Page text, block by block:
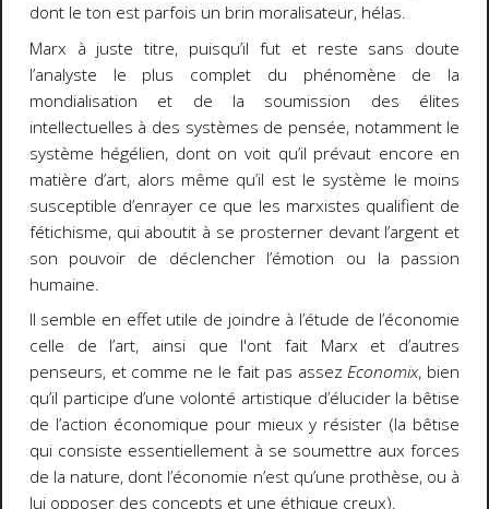
dont le ton est parfois un brin moralisateur, hélas.
Marx à juste titre, puisqu’il fut et reste sans doute
l’analyste le plus complet du phénomène de la
mondialisation et de la soumission des élites
intellectuelles à des systèmes de pensée, notamment le
système hégélien, dont on voit qu’il prévaut encore en
matière d’art, alors même qu’il est le système le moins
susceptible d’enrayer ce que les marxistes qualifient de
fétichisme, qui aboutit à se prosterner devant l’argent et
son pouvoir de déclencher l’émotion ou la passion
humaine.
Il semble en effet utile de joindre à l’étude de l’économie
celle de l’art, ainsi que l'ont fait Marx et d’autres
penseurs, et comme ne le fait pas assezEconomix, bien
qu’il participe d’une volonté artistique d’élucider la bêtise
de l’action économique pour mieux y résister (la bêtise
qui consiste essentiellement à se soumettre aux forces
de la nature, dont l’économie n’est qu’une prothèse, ou à
lui opposer des concepts et une éthique creux).